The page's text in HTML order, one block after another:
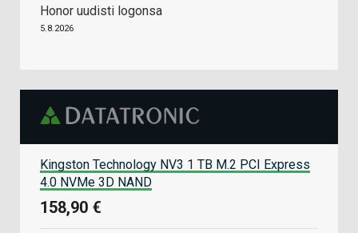
Honor uudisti logonsa
5.8.2026
Kingston Technology NV3 1 TB M.2 PCI Express
4.0 NVMe 3D NAND
158,90 €